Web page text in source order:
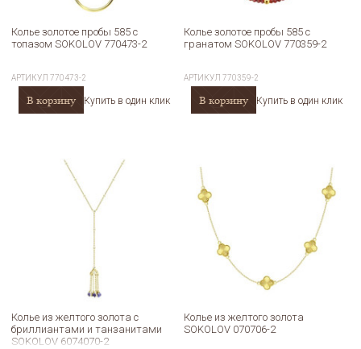
Колье золотое пробы 585 с
топазом SOKOLOV 770473-2
АРТИКУЛ770473-2
В корзину Купить в один клик
Колье золотое пробы 585 с
гранатом SOKOLOV 770359-2
АРТИКУЛ770359-2
В корзину Купить в один клик
Колье из желтого золота с
бриллиантами и танзанитами
SOKOLOV 6074070-2
Колье из желтого золота
SOKOLOV 070706-2